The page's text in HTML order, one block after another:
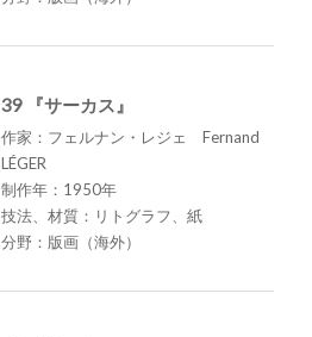
39 『サーカス』
作家：フェルナン・レジェ Fernand
LÉGER
制作年：1950年
技法、材質：リトグラフ、紙
分野：版画（海外）